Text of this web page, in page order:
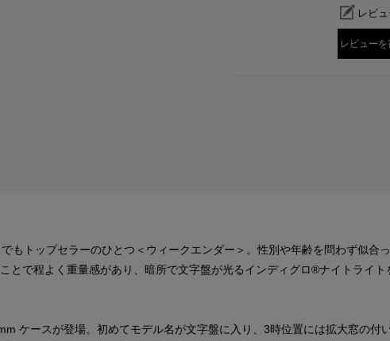
レビュ
レビュー
もトップセラーのひとつ＜ウィークエンダー＞。性別や年齢を問わず似合
とで程よく重量感があり、暗所で文字盤が光るインディグロ®ナイトライト
ケースが登場。初めてモデル名が文字盤に入り、3時位置には拡大窓の付